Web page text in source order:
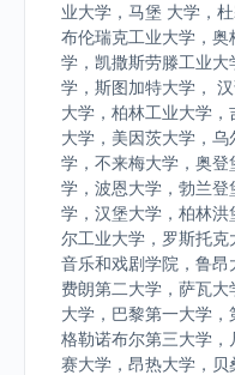
业大学，马堡 大学，
布伦瑞克工业大学，
学，凯撒斯劳滕工业
学，斯图加特大学，
大学，柏林工业大学
大学，美因茨大学，
学，不来梅大学，奥
学，波恩大学，勃兰
学，汉堡大学，柏林
尔工业大学，罗斯托
音乐和戏剧学院，鲁
费朗第二大学，萨瓦
大学，巴黎第一大学，
格勒诺布尔第三大学
赛大学，昂热大学，